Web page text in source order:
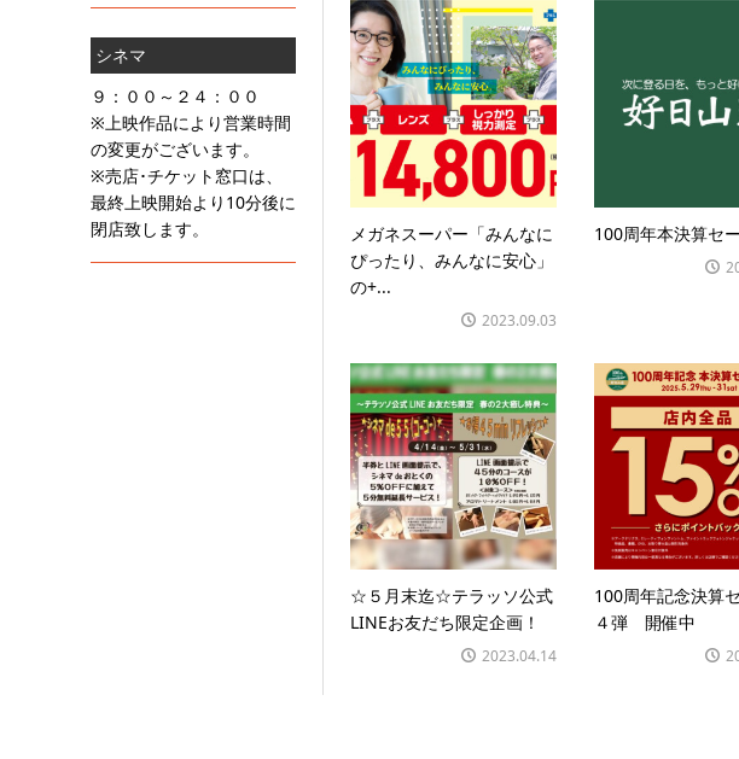
メガネスーパー「みんなに
ぴったり、みんなに安心」
の+...
2023.09.03
100周年本決算セ
☆５月末迄☆テラッソ公式
LINEお友だち限定企画！
2023.04.14
100周年記念決算
４弾 開催中
シネマ
９：００～２４：００
※上映作品により営業時間
の変更がございます。
※売店･チケット窓口は、
最終上映開始より10分後に
閉店致します。